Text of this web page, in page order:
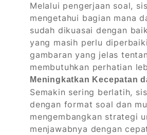
Melalui pengerjaan soal,
mengetahui bagian mana
sudah dikuasai dengan
yang masih perlu
gambaran yang jelas
membutuhkan perhatian
Meningkatkan Kecepatan
Semakin sering berlatih,
dengan format soal dan
mengembangkan strategi
menjawabnya dengan